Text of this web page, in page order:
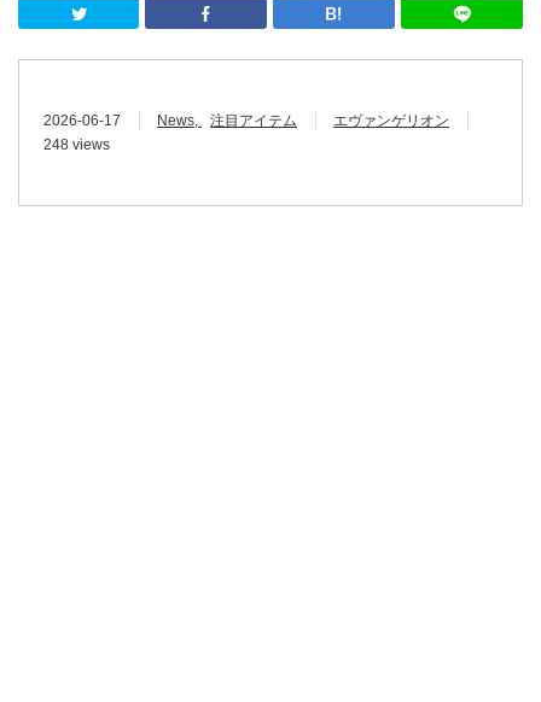
Twitter Facebook はてなブッ
2026-06-17 News 注目アイテム
エヴァンゲリオン
248 views